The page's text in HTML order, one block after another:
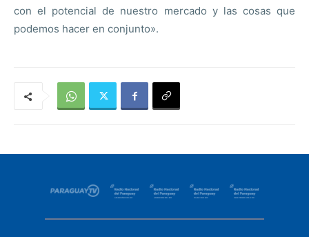
con el potencial de nuestro mercado y las cosas que
podemos hacer en conjunto».